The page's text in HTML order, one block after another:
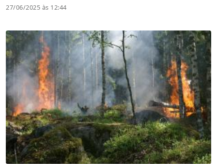
27/06/2025 às 12:44